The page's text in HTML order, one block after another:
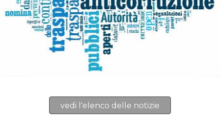
vedi l'elenco delle notizie